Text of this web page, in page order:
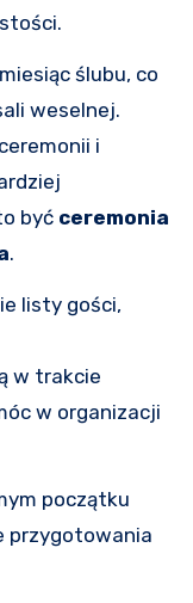
ślubu, co
weselnej.
i
być ceremonia
.
listy gości,
w trakcie
w organizacji
początku
przygotowania